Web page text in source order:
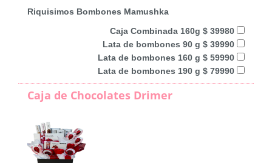
Riquisimos Bombones Mamushka
Caja Combinada 160g $ 39980
Lata de bombones 90 g $ 39990
Lata de bombones 160 g $ 59990
Lata de bombones 190 g $ 79990
Caja de Chocolates Drimer